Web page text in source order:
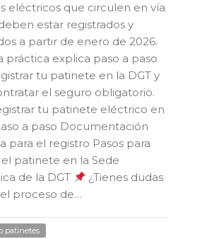
eléctricos que circulen en vía
estar registrados y
a partir de enero de 2026.
práctica explica paso a paso
tu patinete en la DGT y
el seguro obligatorio.
tu patinete eléctrico en
a paso Documentación
para el registro Pasos para
el patinete en la Sede
de la DGT
¿Tienes dudas
proceso de…
patinetes